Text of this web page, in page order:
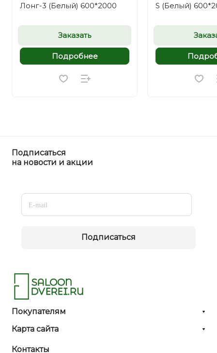
Лонг-3 (Белый) 600*2000
Заказать
Подробнее
S (Белый)
Подписаться
на новости и акции
Подписаться
Покупателям
Карта сайта
Контакты